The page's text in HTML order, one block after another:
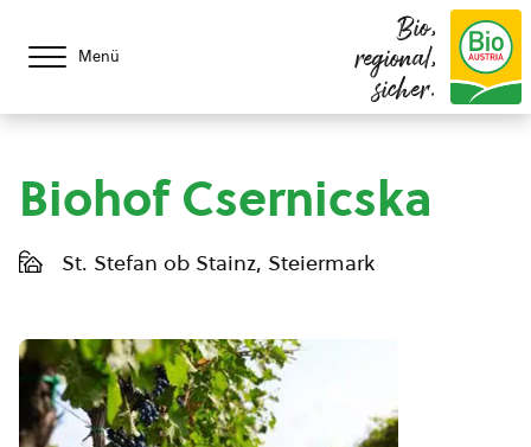
Menü
Bio,
regional,
sicher.
Biohof Csernicska
St. Stefan ob Stainz, Steiermark